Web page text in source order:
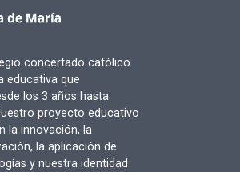
concertado católico
educativa que
los 3 años hasta
proyecto educativo
la innovación, la
la aplicación de
y nuestra identidad